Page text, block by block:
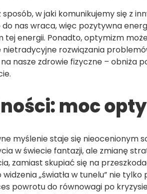
w jaki komunikujemy się z
nas wraca, więc pozytywna
energii. Ponadto, optymizm
nietradycyjne rozwiązania
nasze zdrowie fizyczne – obniża
moc
myślenie staje się nieocenionym
w świecie fantazji, ale zmianę
zamiast skupiać się na
„światła w tunelu” nie
powrotu do równowagi po